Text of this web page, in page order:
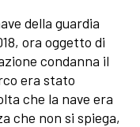
della guardia
ora oggetto di
condanna il
era stato
che la nave era
che non si spiega,